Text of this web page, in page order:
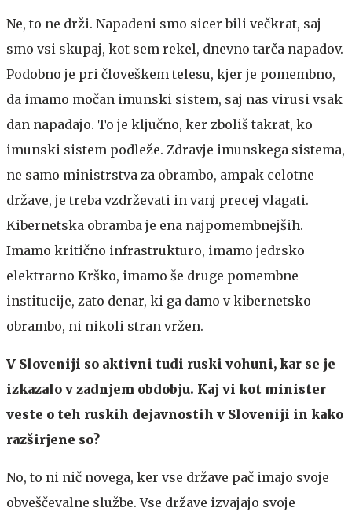
Ne, to ne drži. Napadeni smo sicer bili večkrat, saj
smo vsi skupaj, kot sem rekel, dnevno tarča napadov.
Podobno je pri človeškem telesu, kjer je pomembno,
da imamo močan imunski sistem, saj nas virusi vsak
dan napadajo. To je ključno, ker zboliš takrat, ko
imunski sistem podleže. Zdravje imunskega sistema,
ne samo ministrstva za obrambo, ampak celotne
države, je treba vzdrževati in vanj precej vlagati.
Kibernetska obramba je ena najpomembnejših.
Imamo kritično infrastrukturo, imamo jedrsko
elektrarno Krško, imamo še druge pomembne
institucije, zato denar, ki ga damo v kibernetsko
obrambo, ni nikoli stran vržen.
V Sloveniji so aktivni tudi ruski vohuni, kar se je
izkazalo v zadnjem obdobju. Kaj vi kot minister
veste o teh ruskih dejavnostih v Sloveniji in kako
razširjene so?
No, to ni nič novega, ker vse države pač imajo svoje
obveščevalne službe. Vse države izvajajo svoje